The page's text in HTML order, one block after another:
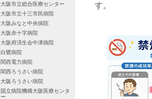
大阪市立総合医療センター
大阪市立十三市民病院
大阪みなと中央病院
大阪赤十字病院
大阪府済生会中津病院
白鷺病院
関西電力病院
関西ろうさい病院
大阪ろうさい病院
国立病院機構大阪医療センタ
ー
す。